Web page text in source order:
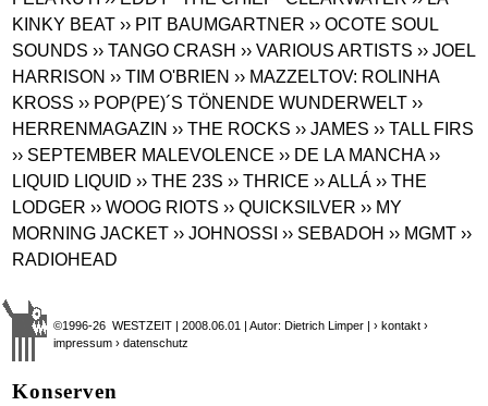
KINKY BEAT ›› PIT BAUMGARTNER ›› OCOTE SOUL
SOUNDS ›› TANGO CRASH ›› VARIOUS ARTISTS ›› JOEL
HARRISON ›› TIM O'BRIEN ›› MAZZELTOV: ROLINHA
KROSS ›› POP(PE)´S TÖNENDE WUNDERWELT ››
HERRENMAGAZIN ›› THE ROCKS ›› JAMES ›› TALL FIRS
›› SEPTEMBER MALEVOLENCE ›› DE LA MANCHA ››
LIQUID LIQUID ›› THE 23S ›› THRICE ›› ALLÁ ›› THE
LODGER ›› WOOG RIOTS ›› QUICKSILVER ›› MY
MORNING JACKET ›› JOHNOSSI ›› SEBADOH ›› MGMT ››
RADIOHEAD
©1996-26 WESTZEIT | 2008.06.01 | Autor: Dietrich Limper |› kontakt ›
impressum › datenschutz
Konserven